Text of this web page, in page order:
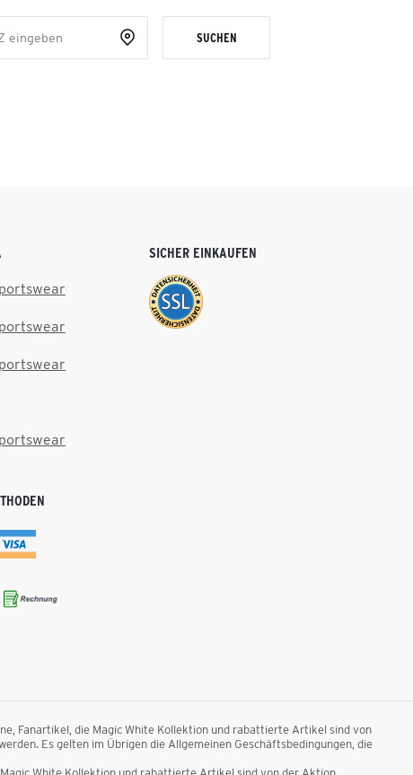
SUCHEN
SICHER EINKAUFEN
Fanartikel, die Magic White Kollektion und rabattierte Artikel sind von
Es gelten im Übrigen die Allgemeinen Geschäftsbedingungen, die